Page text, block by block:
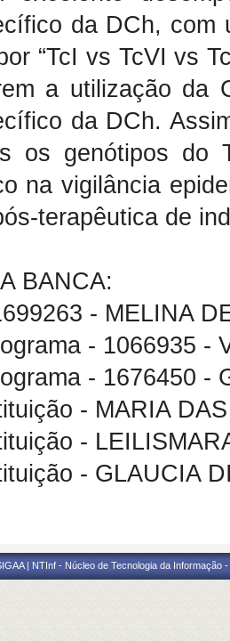
da DCh,
“TcI vs TcVI vs
a utilização da
da DCh.
os genótipos do
na vigilância
terapêutica de
BANCA:
- MELINA
- 1066935 -
- 1676450 -
- MARIA
-
- GLAUCIA
| NTInf - Núcleo de Tecnologia da